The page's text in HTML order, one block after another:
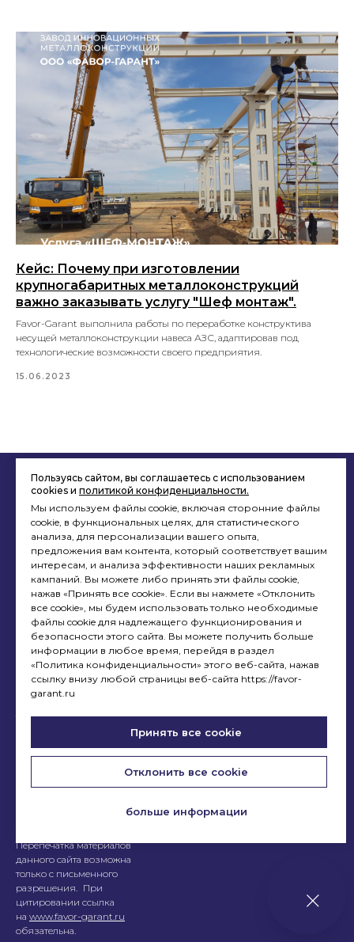
Пользуясь сайтом, вы соглашаетесь с использованием
cookies и политикой конфиденциальности.
Мы используем файлы cookie, включая сторонние файлы
cookie, в функциональных целях, для статистического
анализа, для персонализации вашего опыта,
предложения вам контента, который соответствует вашим
интересам, и анализа эффективности наших рекламных
кампаний. Вы можете либо принять эти файлы cookie,
нажав «Принять все cookie». Если вы нажмете «Отклонить
все cookie», мы будем использовать только необходимые
файлы cookie для надлежащего функционирования и
безопасности этого сайта. Вы можете получить больше
информации в любое время, перейдя в раздел
«Политика конфиденциальности» этого веб-сайта, нажав
ссылку внизу любой страницы веб-сайта https://favor-
garant.ru
Принять все cookie
Отклонить все cookie
больше информации
Кейс: Почему при изготовлении
крупногабаритных металлоконструкций
важно заказывать услугу "Шеф монтаж".
Favor-Garant выполнила работы по переработке конструктива
несущей металлоконструкции навеса АЗС, адаптировав под
технологические возможности своего предприятия.
15.06.2023
© 2026 «ФАВОР-ГАРАНТ»
Политика
конфиденциальности
Все права защищены.
Дизайны, конструкции,
товарные знаки и
являются интеллектуальной
«ФАВОР – ГАРАНТ»,
Перепечатка материалов
данного сайта возможна
только с письменного
разрешения. При
цитировании ссылка
на www.favor-garant.ru
обязательна.
Остановочные павильоны
Рекламные щиты
Рекламные тумбы
Лайтпостеры
Тривижн®
Скроллер
МАФ